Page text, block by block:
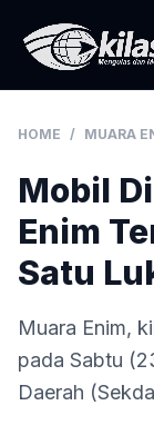
HOME / MUARA
Mobil
Enim
Satu
Muara Enim,
pada Sabtu
Daerah